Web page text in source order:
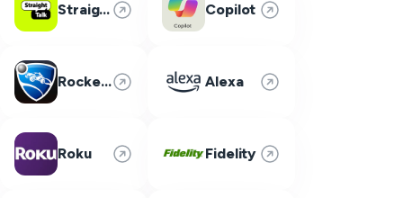
Straight Talk Copilot
Rocket League Alexa
Roku Fidelity